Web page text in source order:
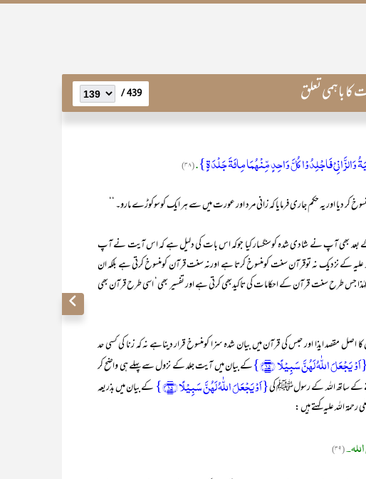
باہمی تعلق 439 /
وَالزَّانِيْ فَاجْلِدُوْا كُلَّ وَاحِدٍ مِّنْہُمَا مِائَۃَ جَلْدَۃٍ}.(۳۸)
کر دیا اور یہ حکم جاری فرمایا کہ زانی مرد اور عورت میں سے ہر ایک کوسوکوڑے مارو۔ ‘‘
کے بعد بھی آپ نے شادی شدہ کوسنگسار کیا جوکہ اس بات کی دلیل ہے کہ اس آیت نے آپ
علیہ کے نزدیک نہ توقرآن سنت کومنسوخ کرتا ہے اورنہ سنت قرآن کومنسوخ کرتی ہے بلکہ ان
جس طرح سنت قرآن کے احکامات کی تاکیدبھی کرتی ہے اور تفسیر بھی‘ اسی طرح قرآن بھی
مقصد ایذا اور حبس کی قرآن میں بیان شدہ سزا کومنسوخ قرار دیناہے نہ کہ زنا کی کسی حد
{اَوۡ یَجۡعَلَ اللّٰہُ لَہُنَّ سَبِیۡلًا ﴿۱۵﴾}
کے بیان میں آیت جلد کے نزول سے پہلے ہی واضح کر
کے ساتھ اللہ کے رسولﷺ کی{اَوۡ یَجۡعَلَ اللّٰہُ لَہُنَّ سَبِیۡلًا ﴿۱۵﴾}
کے بیان میں بذریعہ
اللہ علیہ کہتے ہیں :
(۳۹)